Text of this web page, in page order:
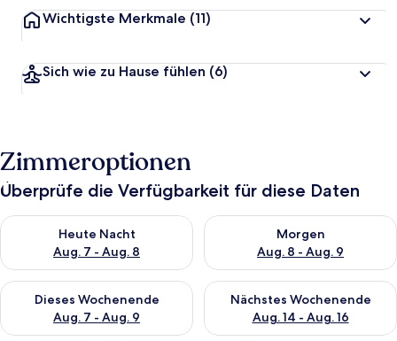
Wichtigste Merkmale (11)
Sich wie zu Hause fühlen (6)
Zimmeroptionen
Überprüfe die Verfügbarkeit für diese Daten
Heute Nacht
Aug. 7 - Aug. 8
Überprüfe die Verfügbarkeit für heute Nacht, Aug. 7 - Aug. 8.
Morgen
Aug. 8 - Aug. 9
Überprüfe die Verfügbarkeit
Dieses Wochenende
Aug. 7 - Aug. 9
Überprüfe die Verfügbarkeit für dieses Wochenende, Aug. 7
Nächstes Wochenende
Aug. 14 - Aug. 16
Überprüfe die Verfügbarkeit